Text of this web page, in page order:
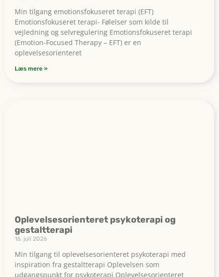
Min tilgang emotionsfokuseret terapi (EFT)
Emotionsfokuseret terapi- Følelser som kilde til
vejledning og selvregulering Emotionsfokuseret terapi
(Emotion-Focused Therapy – EFT) er en
oplevelsesorienteret
Læs mere »
Oplevelsesorienteret psykoterapi og
gestaltterapi
16. juli 2026
Min tilgang til oplevelsesorienteret psykoterapi med
inspiration fra gestaltterapi Oplevelsen som
udgangspunkt for psykoterapi Oplevelsesorienteret